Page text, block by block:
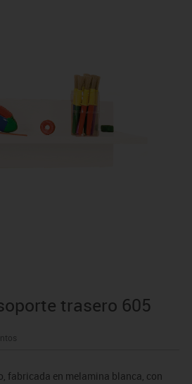
trasero 605
fabricada en melamina blanca, con